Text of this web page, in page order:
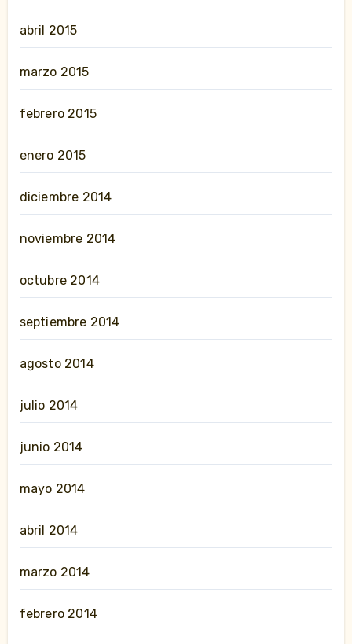
abril 2015
marzo 2015
febrero 2015
enero 2015
diciembre 2014
noviembre 2014
octubre 2014
septiembre 2014
agosto 2014
julio 2014
junio 2014
mayo 2014
abril 2014
marzo 2014
febrero 2014